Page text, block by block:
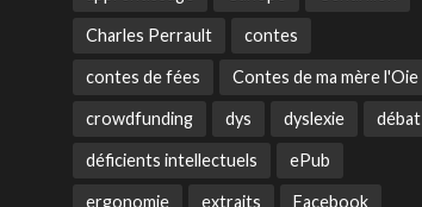
Charles Perrault contes
contes de fées Contes de ma mère l'Oie
crowdfunding dys dyslexie débat
déficients intellectuels ePub
ergonomie extraits Facebook